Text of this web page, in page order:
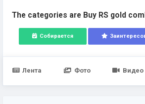
The categories are Buy RS gold
Собирается
Лента Фото Видео